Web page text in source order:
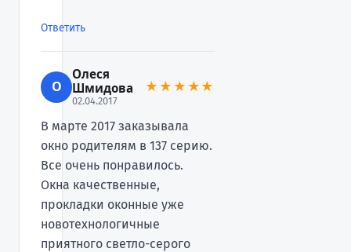
Ответить
О
Олеся
Шмидова
02.04.2017
★★★★★
В марте 2017 заказывала
окно родителям в 137 серию.
Все очень понравилось.
Окна качественные,
прокладки оконные уже
новотехнологичные
приятного светло-серого